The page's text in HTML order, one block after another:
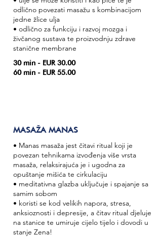
odlično povezati masažu s kombinacijom
jedne žlice ulja
• odlično za funkciju i razvoj mozga i
živčanog sustava te proizvodnju zdrave
stanične membrane
30 min - EUR 30.00
60 min - EUR 55.00
MASAŽA MANAS
• Manas masaža jest čitavi ritual koji je
povezan tehnikama izvođenja više vrsta
masaža, relaksirajuća je i ugodna za
opuštanje mišića te cirkulaciju
• meditativna glazba uključuje i spajanje sa
samim sobom
• koristi se kod velikih napora, stresa,
anksioznosti i depresije, a čitav ritual djeluje
na stanice te umiruje cijelo tijelo i dovodi u
stanje Zena!